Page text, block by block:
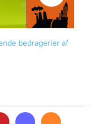
bedragerier af